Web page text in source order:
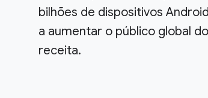
bilhões de dispositivos
a aumentar o público global
receita.